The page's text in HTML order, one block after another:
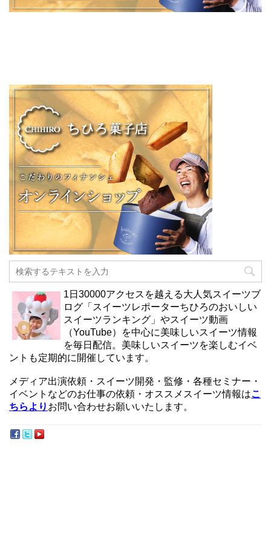
1日30000アクセスを越える大人気スイーツブ
ログ「スイーツレポーターちひろのおいしい
スイーツランキング」やスイーツ動画
（YouTube）を中心に美味しいスイーツ情報
を毎日配信。美味しいスイーツを楽しむイベ
ントも定期的に開催しています。
メディア出演依頼・スイーツ開発・監修・各種セミナー・
イベントなどのお仕事の依頼・オススメスイーツ情報はこ
ちらより お問い合わせお願いいたします。